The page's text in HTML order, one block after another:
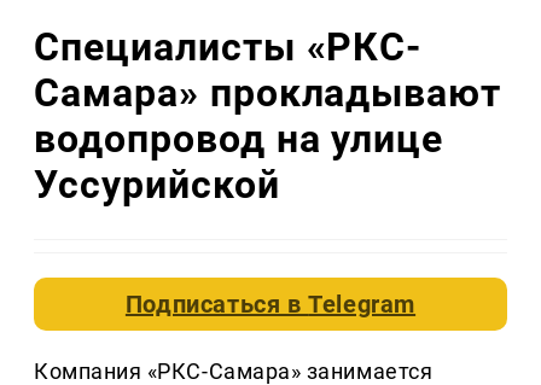
Специалисты «РКС-
Самара» прокладывают
водопровод на улице
Уссурийской
Подписаться вTelegram
Компания «РКС-Самара» занимается